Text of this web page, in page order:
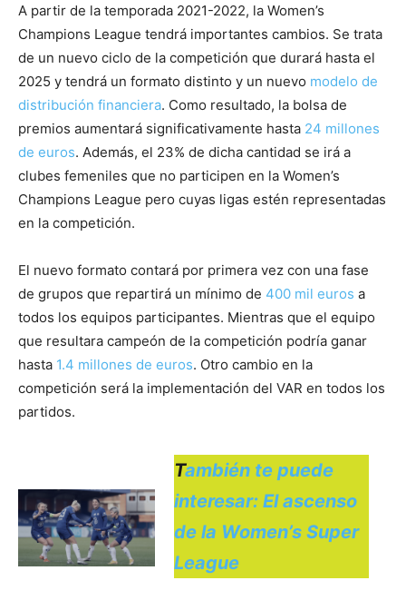
A partir de la temporada 2021-2022, la Women’s
Champions League tendrá importantes cambios. Se trata
de un nuevo ciclo de la competición que durará hasta el
2025 y tendrá un formato distinto y un nuevo modelo de
distribución financiera. Como resultado, la bolsa de
premios aumentará significativamente hasta 24 millones
de euros. Además, el 23% de dicha cantidad se irá a
clubes femeniles que no participen en la Women’s
Champions League pero cuyas ligas estén representadas
en la competición.
El nuevo formato contará por primera vez con una fase
de grupos que repartirá un mínimo de 400 mil euros a
todos los equipos participantes. Mientras que el equipo
que resultara campeón de la competición podría ganar
hasta 1.4 millones de euros. Otro cambio en la
competición será la implementación del VAR en todos los
partidos.
También te puede
interesar: El ascenso
de la Women’s Super
League